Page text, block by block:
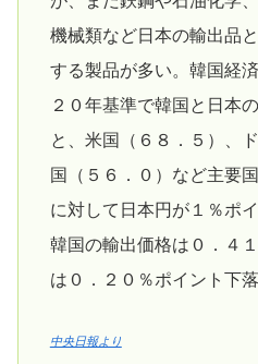
機械類など日本の輸出品
する製品が多い。韓国経
２０年基準で韓国と日本
と、米国（６８．５）、
国（５６．０）など主要
に対して日本円が１％ポ
韓国の輸出価格は０．４
は０．２０％ポイント下
中央日報より